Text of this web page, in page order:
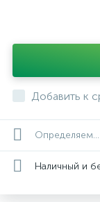
Добавить к
Определяем...
Наличный и